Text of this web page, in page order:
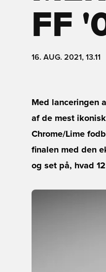
FF
16. AUG. 2021, 13.11
Med lanceringen
af de mest
Chrome/Lime
finalen med den
og set på, hvad